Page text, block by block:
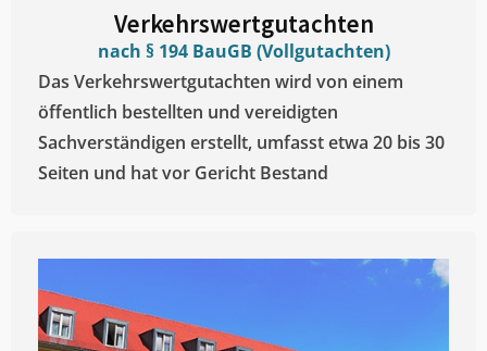
Verkehrswertgutachten
nach § 194 BauGB (Vollgutachten)
Das Verkehrswertgutachten wird von einem
öffentlich bestellten und vereidigten
Sachverständigen erstellt, umfasst etwa 20 bis 30
Seiten und hat vor Gericht Bestand